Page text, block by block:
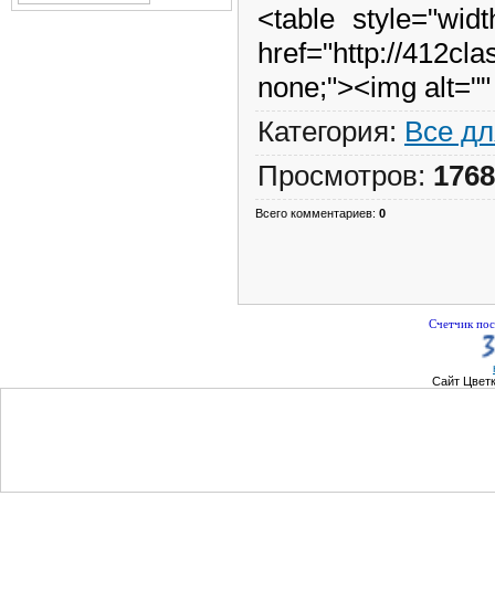
<table
href="http://
none;"><img
Категория: Все
Просмотров: 1768
Всего комментариев: 0
Счетчик
Сайт